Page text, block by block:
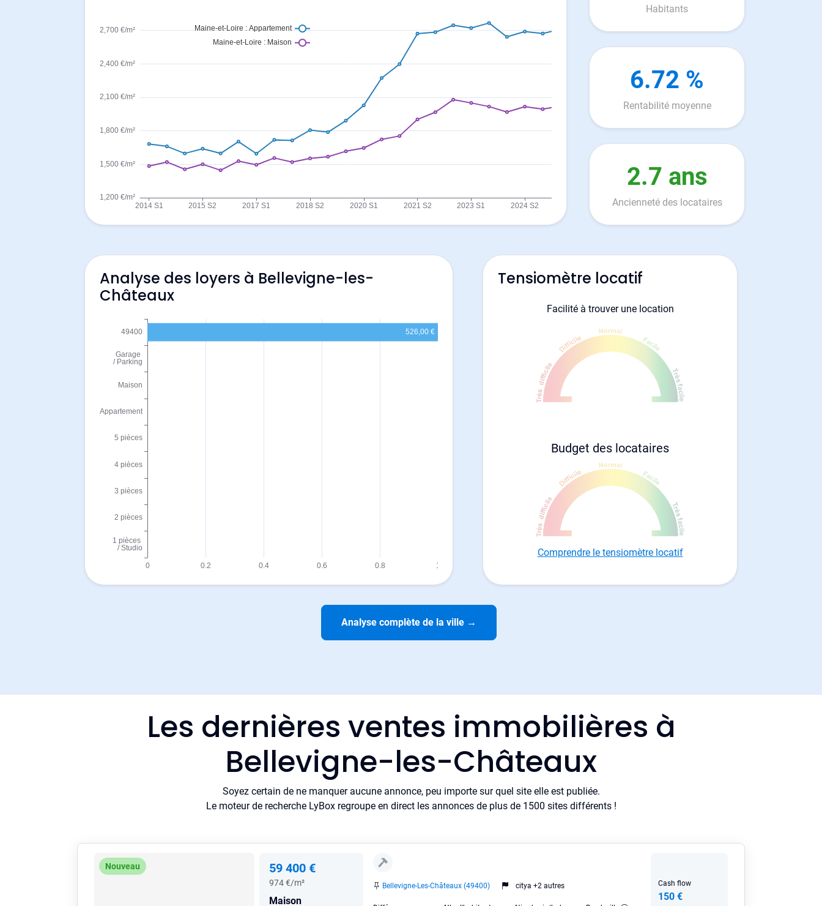
Habitants
6.72 %
Rentabilité moyenne
2.7 ans
Ancienneté des locataires
Analyse des loyers à Bellevigne-les-
Châteaux
Tensiomètre locatif
Facilité à trouver une location
Budget des locataires
Comprendre le tensiomètre locatif
Analyse complète de la ville →
Les dernières ventes immobilières à
Bellevigne-les-Châteaux
Soyez certain de ne manquer aucune annonce, peu importe sur quel site elle est publiée.
Le moteur de recherche LyBox regroupe en direct les annonces de plus de 1500 sites différents !
Nouveau 59 400 €
974 €/m²
Maison
Bellevigne-Les-Châteaux (49400) citya +2 autres Cash flow
150 €